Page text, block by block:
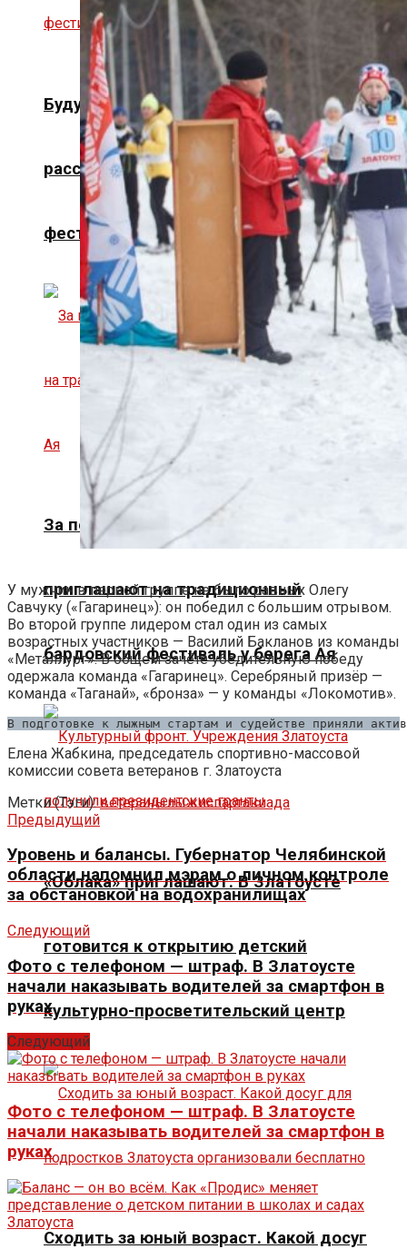
Будут рейсы. Златоустам и гостям города
рассказали, как добраться на Бушуевский
фестиваль-2026
За песнями и арбузами. В Златоусте
приглашают на традиционный
бардовский фестиваль у берега Ая
«Облака» приглашают. В Златоусте
готовится к открытию детский
культурно-просветительский центр
Сходить за юный возраст. Какой досуг
У мужчин в первой группе не было равных Олегу
Савчуку («Гагаринец»): он победил с большим отрывом.
Во второй группе лидером стал один из самых
возрастных участников — Василий Бакланов из команды
«Металлург». В общем зачёте убедительную победу
одержала команда «Гагаринец». Серебряный призёр —
команда «Таганай», «бронза» — у команды «Локомотив».
В подготовке к лыжным стартам и судействе приняли
Елена Жабкина, председатель спортивно-массовой
комиссии совета ветеранов г. Златоуста
Метки (Тэги): ветеранылыжиспартакиада
Предыдущий
Уровень и балансы. Губернатор Челябинской
области напомнил мэрам о личном контроле
за обстановкой на водохранилищах
Следующий
Фото с телефоном — штраф. В Златоусте
начали наказывать водителей за смартфон в
руках
Следующий
Фото с телефоном — штраф. В Златоусте
начали наказывать водителей за смартфон в
руках